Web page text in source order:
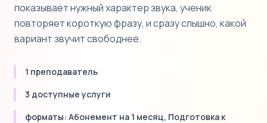
показывает нужный характер звука, ученик
повторяет короткую фразу, и сразу слышно, какой
вариант звучит свободнее.
1 преподаватель
3 доступные услуги
форматы: Абонемент на 1 месяц, Подготовка к